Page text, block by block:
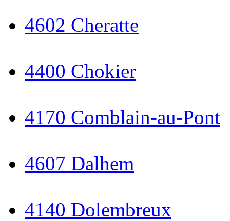
4602 Cheratte
4400 Chokier
4170 Comblain-au-Pont
4607 Dalhem
4140 Dolembreux